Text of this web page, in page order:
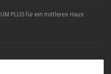
PLUS für ein mittleres Haus